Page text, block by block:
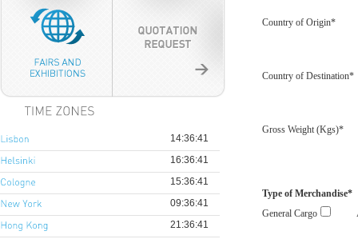
Country of Origin*
Country of Destination*
Gross Weight (Kgs)*
Type of Merchandise*
General Cargo